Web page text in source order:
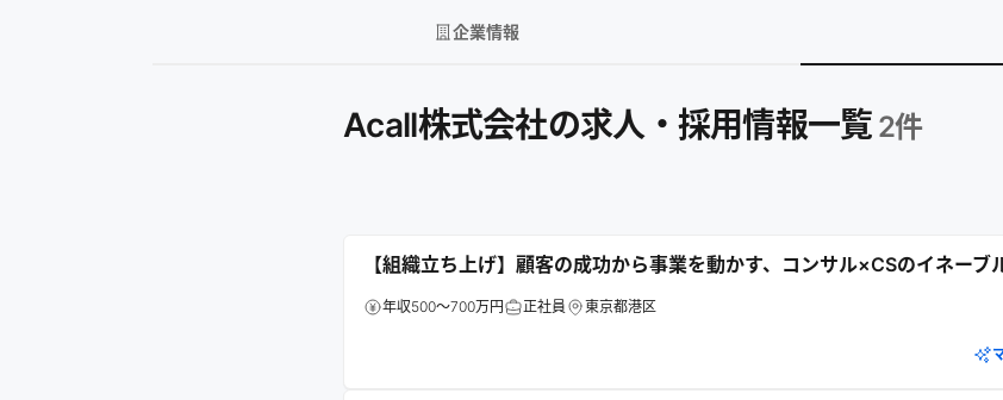
企業情報
Acall株式会社の求人・採用情報一覧 2件
【組織立ち上げ】顧客の成功から事業を動かす、コンサル×CSのイネーブ
年収500～700万円 正社員 東京都港区